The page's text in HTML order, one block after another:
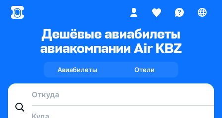
Дешёвые авиабилеты
авиакомпании Air KBZ
Авиабилеты Отели